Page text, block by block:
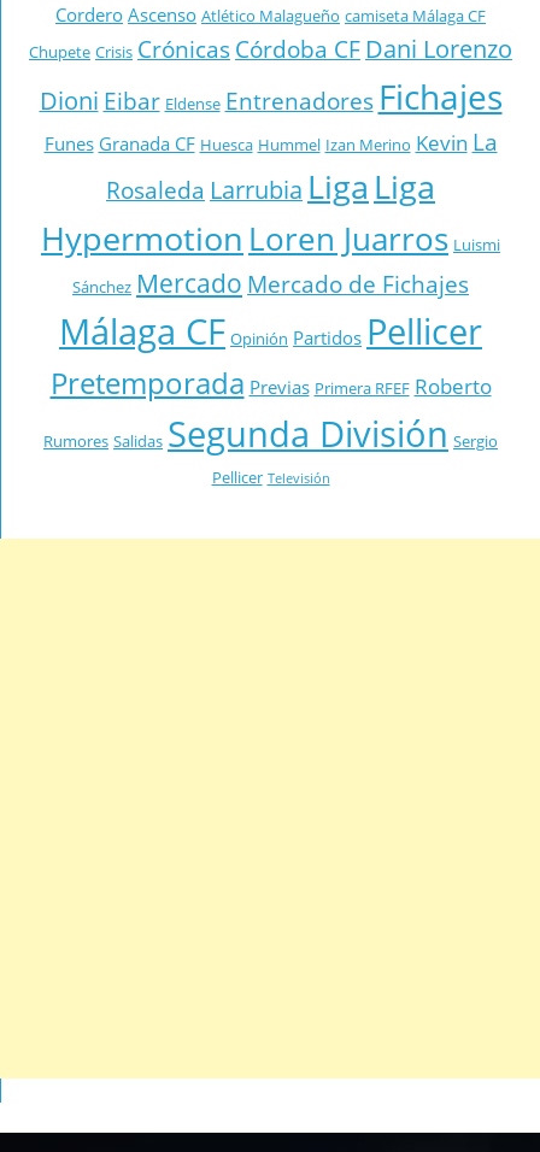
CorderoAscenso Atlético Malagueño camiseta Málaga CF
Chupete Crisis Crónicas Córdoba CF Dani Lorenzo
Dioni Eibar Eldense Entrenadores Fichajes
Funes Granada CF Huesca Hummel Izan Merino Kevin La
Rosaleda Larrubia Liga Liga
Hypermotion Loren Juarros Luismi
Sánchez Mercado Mercado de Fichajes
Málaga CF Opinión Partidos Pellicer
Pretemporada Previas Primera RFEF Roberto
Rumores Salidas Segunda División Sergio
Pellicer Televisión